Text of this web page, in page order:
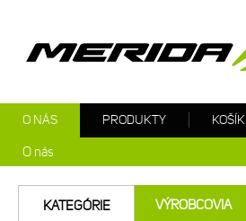
KATEGÓRIE VÝROBCOVIA
O NÁS
O nás
PRODUKTY KOŠÍK